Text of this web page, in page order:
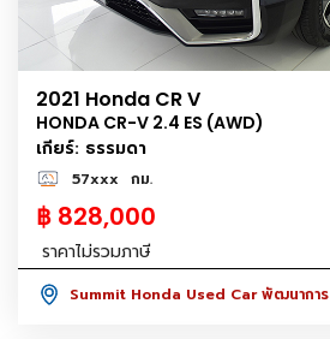
2021 Honda CR V
HONDA CR-V 2.4 ES (AWD)
เกียร์: ธรรมดา
57xxx กม.
฿ 828,000
ราคาไม่รวมภาษี
Summit Honda Used Car พัฒนาการ